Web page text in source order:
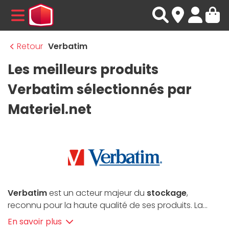
MENU
Retour Verbatim
Les meilleurs produits
Verbatim sélectionnés par
Materiel.net
Verbatimest un acteur majeur du stockage,
reconnu pour la haute qualité de ses produits. La
marque bénéficie de la puissance du groupe
En savoir plus